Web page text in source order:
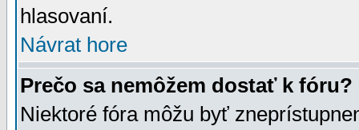
hlasovaní.
Návrat hore
Prečo sa nemôžem dostať k fóru?
Niektoré fóra môžu byť